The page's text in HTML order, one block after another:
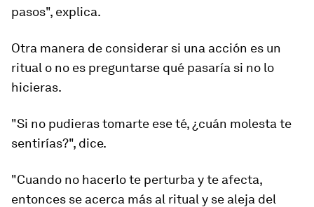
pasos", explica.
Otra manera de considerar si una acción es un
ritual o no es preguntarse qué pasaría si no lo
hicieras.
"Si no pudieras tomarte ese té, ¿cuán molesta te
sentirías?", dice.
"Cuando no hacerlo te perturba y te afecta,
entonces se acerca más al ritual y se aleja del